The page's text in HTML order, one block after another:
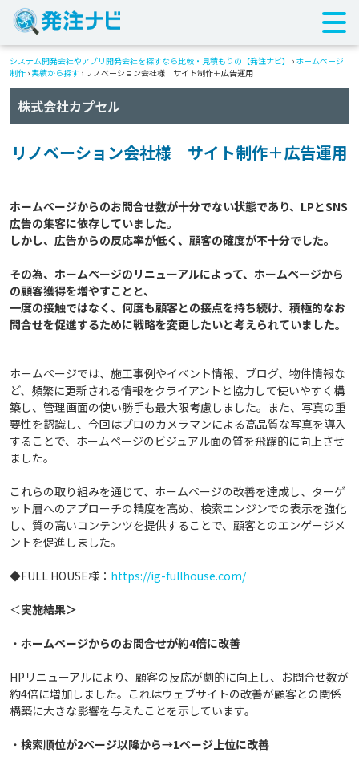
システム開発会社やアプリ開発会社を探すなら比較・見積もりの【発注ナビ】 › ホームページ
制作 › 実績から探す › リノベーション会社様 サイト制作＋広告運用
株式会社カプセル
リノベーション会社様 サイト制作＋広告運用
ホームページからのお問合せ数が十分でない状態であり、LPとSNS
広告の集客に依存していました。
しかし、広告からの反応率が低く、顧客の確度が不十分でした。
その為、ホームページのリニューアルによって、ホームページから
の顧客獲得を増やすことと、
一度の接触ではなく、何度も顧客との接点を持ち続け、積極的なお
ホームページでは、施工事例やイベント情報、ブログ、物件情報な
ど、頻繁に更新される情報をクライアントと協力して使いやすく構
築し、管理画面の使い勝手も最大限考慮しました。また、写真の重
要性を認識し、今回はプロのカメラマンによる高品質な写真を導入
することで、ホームページのビジュアル面の質を飛躍的に向上させ
ました。
これらの取り組みを通じて、ホームページの改善を達成し、ターゲ
ット層へのアプローチの精度を高め、検索エンジンでの表示を強化
し、質の高いコンテンツを提供することで、顧客とのエンゲージメ
ントを促進しました。
◆FULL HOUSE様： https://ig-fullhouse.com/
＜実施結果＞
・ ホームページからのお問合せが約4倍に改善
HPリニューアルにより、顧客の反応が劇的に向上し、お問合せ数が
約4倍に増加しました。これはウェブサイトの改善が顧客との関係
構築に大きな影響を与えたことを示しています。
・ 検索順位が2ページ以降から→1ページ上位に改善